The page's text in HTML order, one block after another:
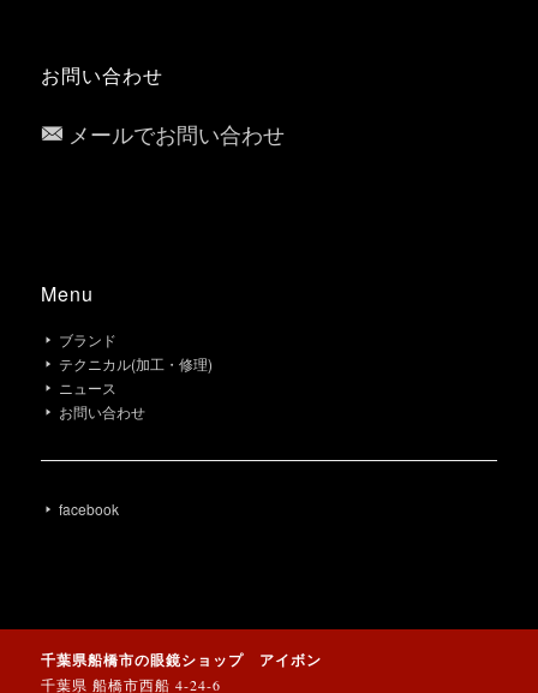
お問い合わせ
メールでお問い合わせ
Menu
ブランド
テクニカル(加工・修理)
ニュース
お問い合わせ
facebook
千葉県船橋市の眼鏡ショップ アイボン
千葉県 船橋市西船 4-24-6